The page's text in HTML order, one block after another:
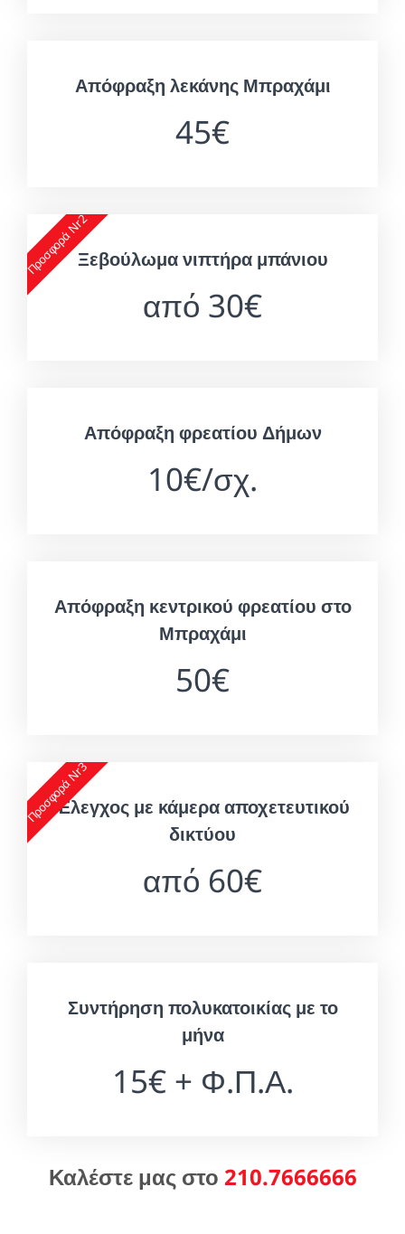
Απόφραξη λεκάνης Μπραχάμι
45€
Προσφορά Nr2Ξεβούλωμα νιπτήρα μπάνιου
από 30€
Απόφραξη φρεατίου Δήμων
10€/σχ.
Απόφραξη κεντρικού φρεατίου στο
Μπραχάμι
50€
Προσφορά Nr3
Έλεγχος με κάμερα αποχετευτικού
δικτύου
από 60€
Συντήρηση πολυκατοικίας με το
μήνα
15€ + Φ.Π.Α.
Καλέστε μας στο 210.7666666